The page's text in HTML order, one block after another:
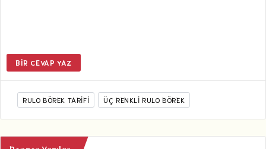
BIR CEVAP YAZ
RULO BÖREK TARIFI ÜÇ RENKLI RULO BÖREK